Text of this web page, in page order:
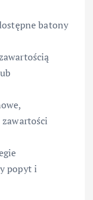
batony
popyt i